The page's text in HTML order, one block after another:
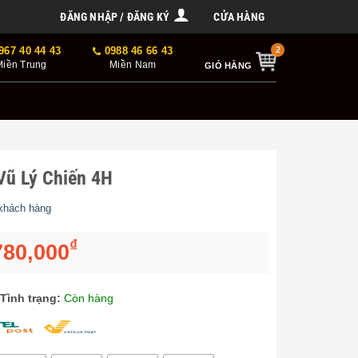
ĐĂNG NHẬP / ĐĂNG KÝ CỬA HÀNG
40 44 43
Trung
0988 46 66 43
Miền Nam GIỎ HÀNG
Lý Chiến 4H
hàng
₫Khoảng
4,300,000₫
9,780,000₫
Tình trạng: Còn hàng